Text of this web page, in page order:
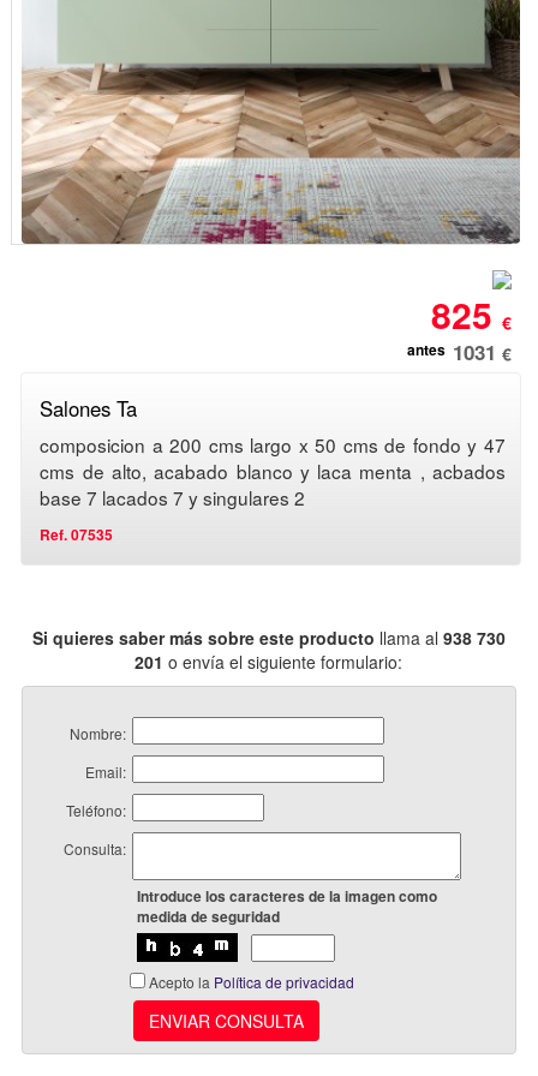
825€
antes 1031€
Salones Ta
composicion a 200 cms largo x 50 cms de fondo y 47
cms de alto, acabado blanco y laca menta , acbados
base 7 lacados 7 y singulares 2
Ref. 07535
Si quieres saber más sobre este producto llama al 938 730
201o envía el siguiente formulario:
Nombre:
Email:
Teléfono:
Consulta:
Introduce los caracteres de la imagen como
medida de seguridad
Acepto la Política de privacidad
ENVIAR CONSULTA